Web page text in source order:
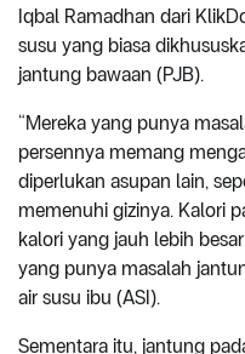
Iqbal Ramadhan dari
susu yang biasa
jantung bawaan (PJB).
“Mereka yang punya
persennya memang
diperlukan asupan lain,
memenuhi gizinya. Kalori
kalori yang jauh lebih
yang punya masalah
air susu ibu (ASI).
Sementara itu, jantung